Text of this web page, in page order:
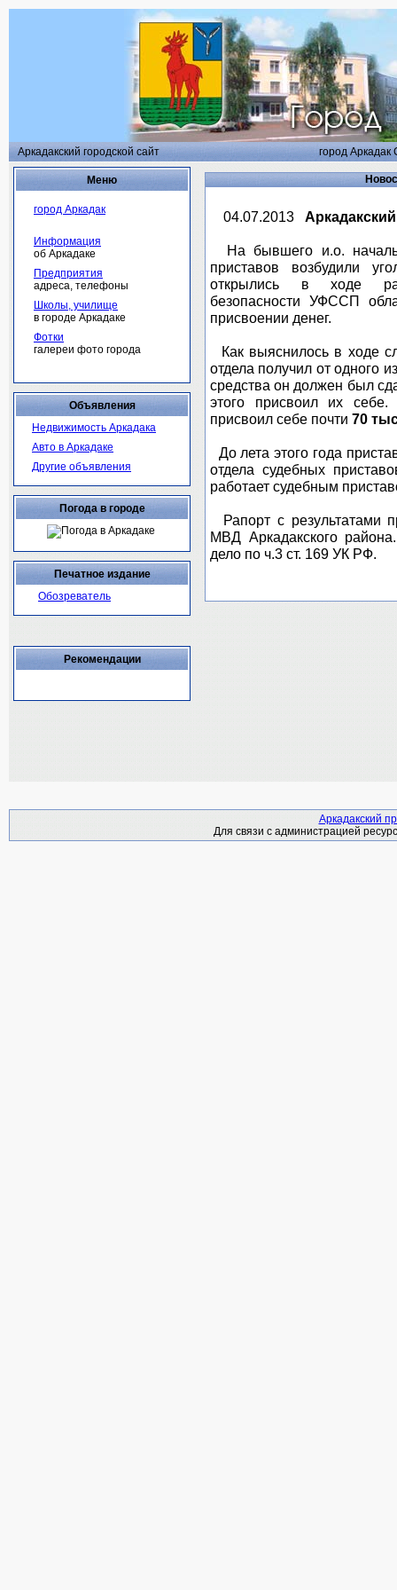
Аркадакский городской сайт город Аркадак
Меню
город Аркадак
Информация
об Аркадаке
Предприятия
адреса, телефоны
Школы, училище
в городе Аркадаке
Фотки
галереи фото города
Объявления
Недвижимость Аркадака
Авто в Аркадаке
Другие объявления
Погода в городе
Печатное издание
Обозреватель
Рекомендации
04.07.2013
На бывшего и.о.
приставов возбудили
открылись в ходе
безопасности УФССП
присвоении денег.
Как выяснилось в ходе
отдела получил от одного
средства он должен был
этого присвоил их
присвоил себе почти 70
До лета этого года
отдела судебных
работает судебным
Рапорт с результатами
МВД Аркадакского
дело по ч.3 ст. 169 УК РФ.
Аркадакский
Для связи с администрацией